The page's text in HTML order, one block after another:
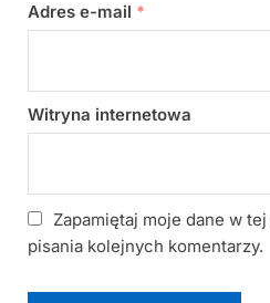
Adres e-mail *
Witryna internetowa
Zapamiętaj moje dane w
pisania kolejnych komentarzy.